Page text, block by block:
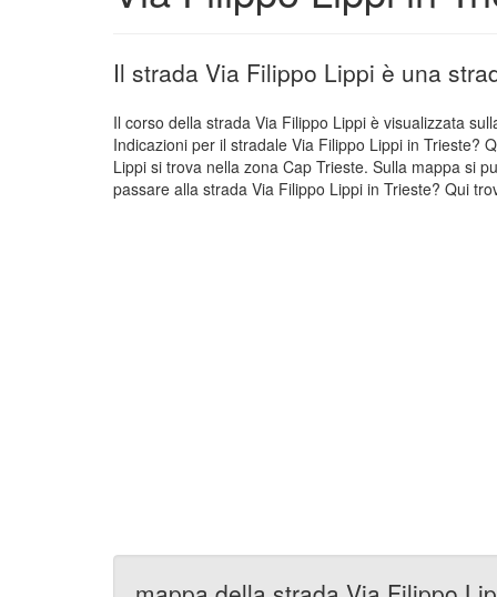
Il strada Via Filippo Lippi è una
Il corso della strada Via Filippo Lippi è visualizzata
Indicazioni per il stradale Via Filippo Lippi in Trieste?
Lippi si trova nella zona Cap Trieste. Sulla mappa si
passare alla strada Via Filippo Lippi in Trieste? Qui